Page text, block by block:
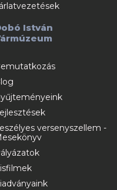
István
versenyszellem -